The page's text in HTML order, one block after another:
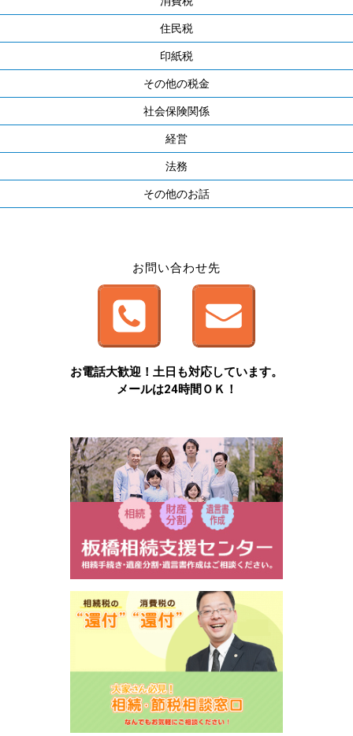
住民税
印紙税
その他の税金
社会保険関係
経営
法務
その他のお話
お問い合わせ先
お電話大歓迎！土日も対応しています。
メールは24時間ＯＫ！